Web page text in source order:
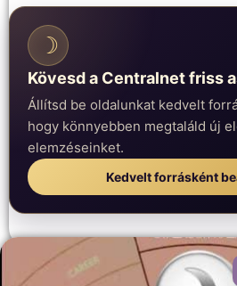
☽
Kövesd a Centralnet friss
Állítsd be oldalunkat kedvelt
hogy könnyebben megtaláld új
elemzéseinket.
Kedvelt forrásként